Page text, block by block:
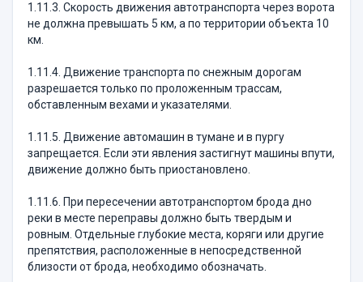
1.11.3. Скорость движения автотранспорта через ворота
не должна превышать 5 км, а по территории объекта 10
км.
1.11.4. Движение транспорта по снежным дорогам
разрешается только по проложенным трассам,
обставленным вехами и указателями.
1.11.5. Движение автомашин в тумане и в пургу
запрещается. Если эти явления застигнут машины впути,
движение должно быть приостановлено.
1.11.6. При пересечении автотранспортом брода дно
реки в месте переправы должно быть твердым и
ровным. Отдельные глубокие места, коряги или другие
препятствия, расположенные в непосредственной
близости от брода, необходимо обозначать.